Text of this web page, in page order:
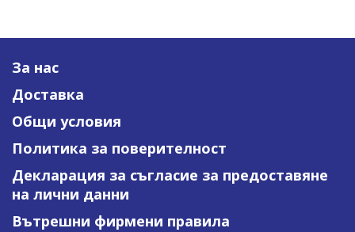
За нас
Доставка
Общи условия
Политика за поверителност
Декларация за съгласие за предоставяне
на лични данни
Вътрешни фирмени правила